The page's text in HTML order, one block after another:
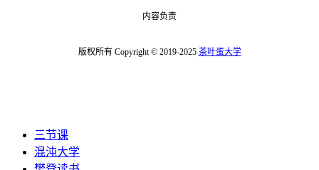
内容负责
版权所有 Copyright © 2019-2025 茶叶蛋大学
三节课
混沌大学